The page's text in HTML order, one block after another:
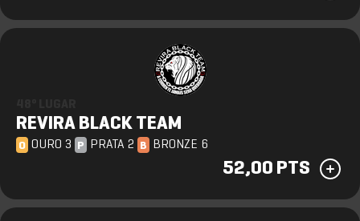
REVIRA BLACK TEAM
O OURO 3 P PRATA 2 B BRONZE 6
52,00 PTS